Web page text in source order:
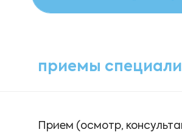
приемы
Прием (осмотр,